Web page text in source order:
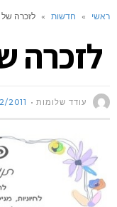
ראשי » חדשות » לזכרה
לזכרה
עודד שלומות 2011